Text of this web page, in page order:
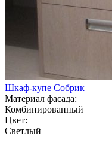
Шкаф-купе Собрик
Материал фасада:
Комбинированный
Цвет:
Светлый